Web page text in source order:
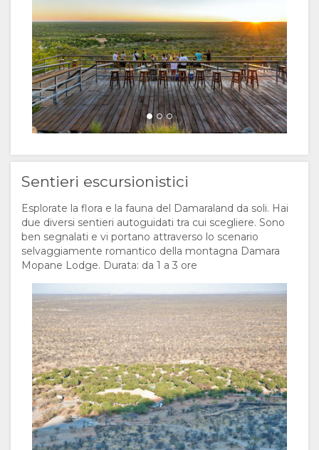
Sentieri escursionistici
Esplorate la flora e la fauna del Damaraland da soli. Hai
due diversi sentieri autoguidati tra cui scegliere. Sono
ben segnalati e vi portano attraverso lo scenario
selvaggiamente romantico della montagna Damara
Mopane Lodge. Durata: da 1 a 3 ore